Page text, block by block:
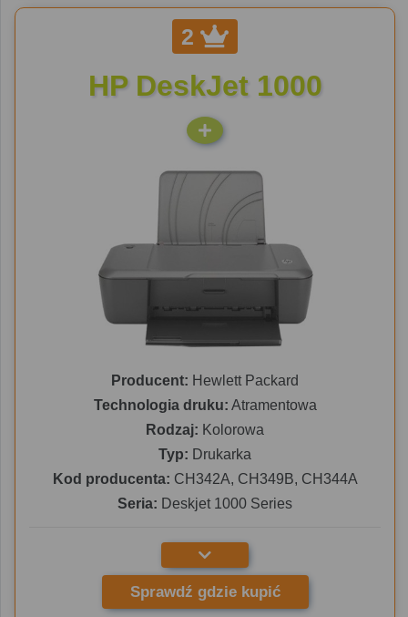
2
HP DeskJet 1000
Producent: Hewlett Packard
Technologia druku: Atramentowa
Rodzaj: Kolorowa
Typ: Drukarka
Kod producenta: CH342A, CH349B, CH344A
Seria: Deskjet 1000 Series
Sprawdź gdzie kupić